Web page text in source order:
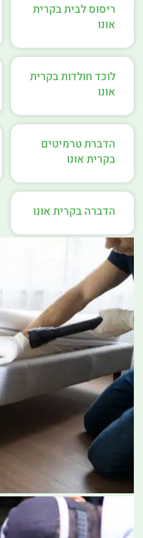
ריסוס לבית בקרית
אונו
לוכד חולדות בקרית
אונו
הדברת טרמיטים
בקרית אונו
הדברה בקרית אונו